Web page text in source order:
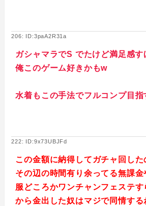
206: ID:3paA2R31a
ガシャマラでS でたけど満足感す
俺このゲーム好きかもw
水着もこの手法でフルコンプ目指
222: ID:9x73UBJFd
この金額に納得してガチャ回した
その辺の時間有り余ってる無課
服どころかワンチャンフェステ
から金出した奴はマジで同情する